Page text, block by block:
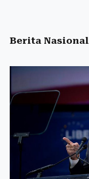
Berita Nasional